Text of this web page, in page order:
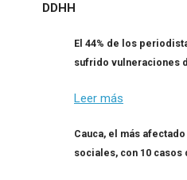
DDHH
El 44% de los
sufrido vulneraciones
Leer más
Cauca, el más
sociales, con 10 casos